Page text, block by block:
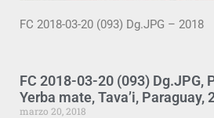
FC 2018-03-20 (093) Dg.JPG – 2018
FC 2018-03-20 (093) Dg.JPG,
Yerba mate, Tava’i, Paraguay,
marzo 20, 2018